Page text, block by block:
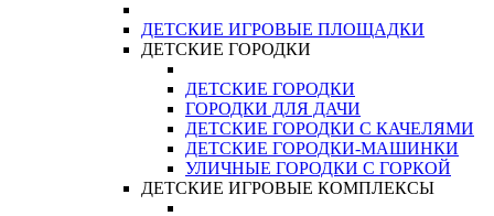
ДЕТСКИЕ ИГРОВЫЕ ПЛОЩАДКИ
ДЕТСКИЕ ГОРОДКИ
ДЕТСКИЕ ГОРОДКИ
ГОРОДКИ ДЛЯ ДАЧИ
ДЕТСКИЕ ГОРОДКИ С КАЧЕЛЯМИ
ДЕТСКИЕ ГОРОДКИ-МАШИНКИ
УЛИЧНЫЕ ГОРОДКИ С ГОРКОЙ
ДЕТСКИЕ ИГРОВЫЕ КОМПЛЕКСЫ